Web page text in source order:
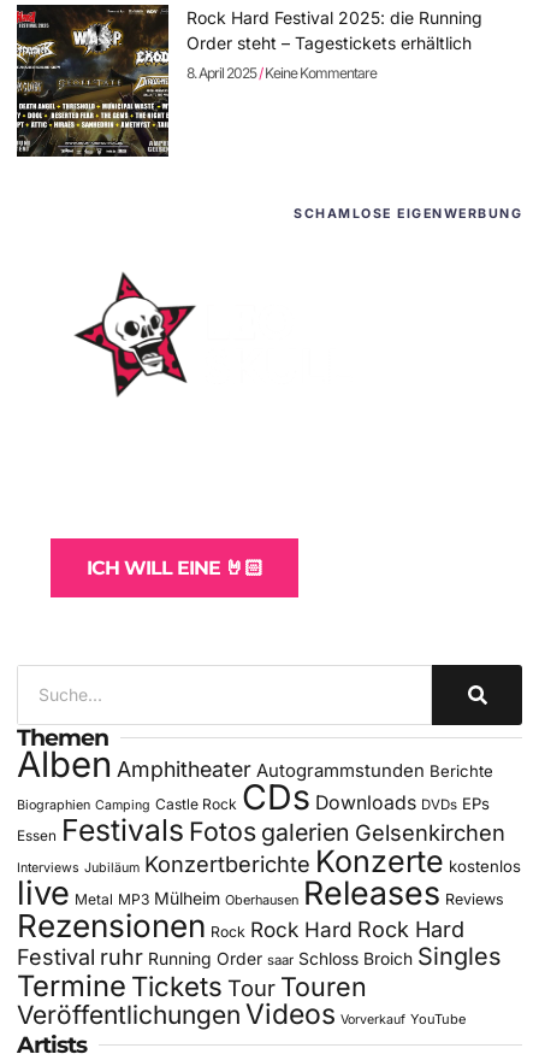
Rock Hard Festival 2025: die Running
Order steht – Tagestickets erhältlich
8. April 2025 Keine Kommentare
SCHAMLOSE EIGENWERBUNG
ICH WILL EINE 🤘🏻
Themen
Alben Amphitheater Autogrammstunden Berichte
Biographien Camping Castle Rock CDs Downloads DVDs EPs
Essen Festivals Fotos galerien Gelsenkirchen
Interviews Jubiläum Konzertberichte Konzerte kostenlos
live Metal MP3 Mülheim Oberhausen Releases Reviews
Rezensionen Rock Rock Hard Rock Hard
Festival ruhr Running Order saar Schloss Broich Singles
Termine Tickets Tour Touren
Veröffentlichungen Videos Vorverkauf YouTube
Artists